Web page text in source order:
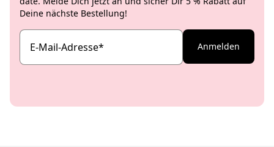
Deine nächste Bestellung!
E-Mail-Adresse* Anmelden